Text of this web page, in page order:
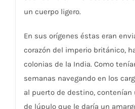
un cuerpo ligero.
En sus orígenes éstas eran
corazón del imperio británico,
colonias de la India. Como
semanas navegando en los
al puerto de destino, contenían
de lúpulo que le daría un